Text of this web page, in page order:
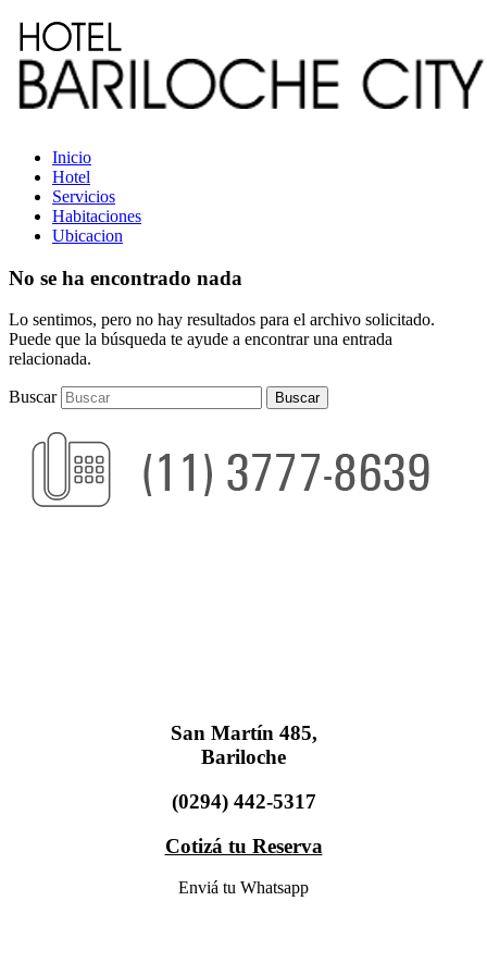
Inicio
Hotel
Servicios
Habitaciones
Ubicacion
No se ha encontrado nada
Lo sentimos, pero no hay resultados para el archivo solicitado.
Puede que la búsqueda te ayude a encontrar una entrada
relacionada.
Buscar
San Martín 485,
Bariloche
(0294) 442-5317
Cotizá tu Reserva
Enviá tu Whatsapp